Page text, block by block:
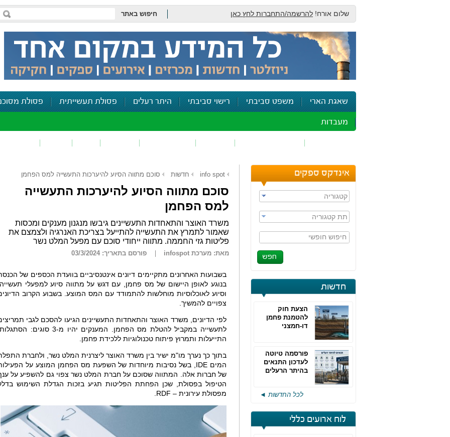
שלום אורח! להרשמה/התחברות לחץ כאן חיפוש באתר
שאגת הארי משפט סביבתי רישוי סביבתי היתר רעלים פסולת תעשייתית פסולת
מעבדות
אינדקס ספקים
קטגוריה
תת קטגוריה
חיפוש חופשי
חדשות
הצעת חוק
להטמנת פחמן
דו-חמצני
פורסמה טיוטה
לעדכון התנאים
בהיתר הרעלים
לכל החדשות ◄
לוח ארועים כללי
info spot חדשות סוכם מתווה הסיוע להיערכות התעשייה למס הפחמן
סוכם מתווה הסיוע להיערכות התעשייה
למס הפחמן
משרד האוצר והתאחדות התעשיינים גיבשו מנגנון מענקים ומכסות
שאמור לתמרץ את התעשייה להתייעל בצריכת האנרגיה ולצמצם את
פליטות גזי החממה. מתווה ייחודי סוכם עם מפעל המלט נשר
מאת: מערכת infospot פורסם בתאריך: 03/3/2024
בשבועות האחרונים מתקיימים דיונים אינטנסיביים בוועדת הכספים של
בנוגע לאופן היישום של מס פחמן, עם דגש על מתווה סיוע למפעלי
וסיוע לאוכלוסיות מוחלשות להתמודד עם המס המוצע. בשבוע הקרוב
צפויים להמשיך.
לפי הדיונים, משרד האוצר והתאחדות התעשיינים הגיעו להסכם לגבי
לתעשייה במקביל להטלת מס הפחמן. המענקים יהיו מ-3 סוגים:
התייעלות ותמרוץ פיתוח טכנולוגיות ללכידת פחמן.
בתוך כך נערך מו"מ ישיר בין משרד האוצר ליצרנית המלט נשר, ולחברת
המים IDE , בשל נסיבות מיוחדות של השפעת מס הפחמן המוצע על
של חברות אלה. המתווה שסוכם על חברת המלט נשר צפוי גם להשפיע על
הטיפול בפסולת, שכן הפחתת הפליטות תגיע בזכות הגדלת השימוש
מפסולת עירונית – RDF